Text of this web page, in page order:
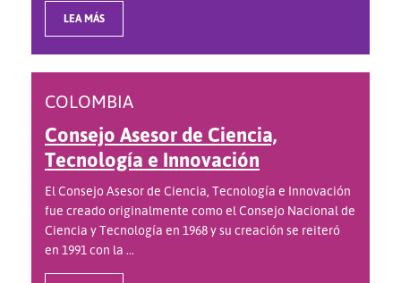
LEA MÁS
COLOMBIA
Consejo Asesor de Ciencia,
Tecnología e Innovación
El Consejo Asesor de Ciencia, Tecnología e Innovación
fue creado originalmente como el Consejo Nacional de
Ciencia y Tecnología en 1968 y su creación se reiteró
en 1991 con la ...